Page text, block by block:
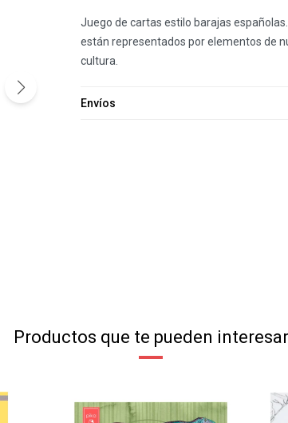
Juego de cartas estilo barajas
están representados por elementos de
cultura.
Envíos
Productos que te pueden interesar